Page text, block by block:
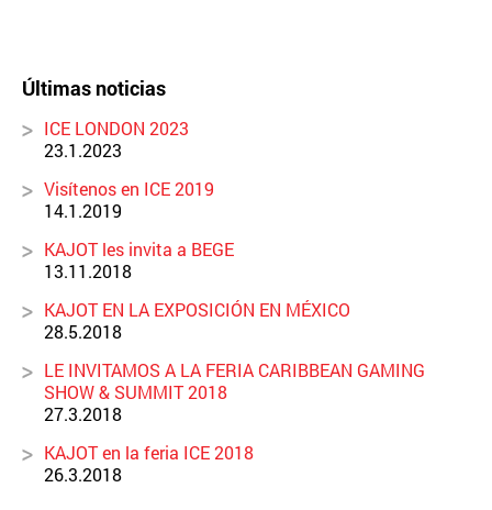
Últimas noticias
ICE LONDON 2023
23.1.2023
Visítenos en ICE 2019
14.1.2019
KAJOT les invita a BEGE
13.11.2018
KAJOT EN LA EXPOSICIÓN EN MÉXICO
28.5.2018
LE INVITAMOS A LA FERIA CARIBBEAN GAMING
SHOW & SUMMIT 2018
27.3.2018
KAJOT en la feria ICE 2018
26.3.2018